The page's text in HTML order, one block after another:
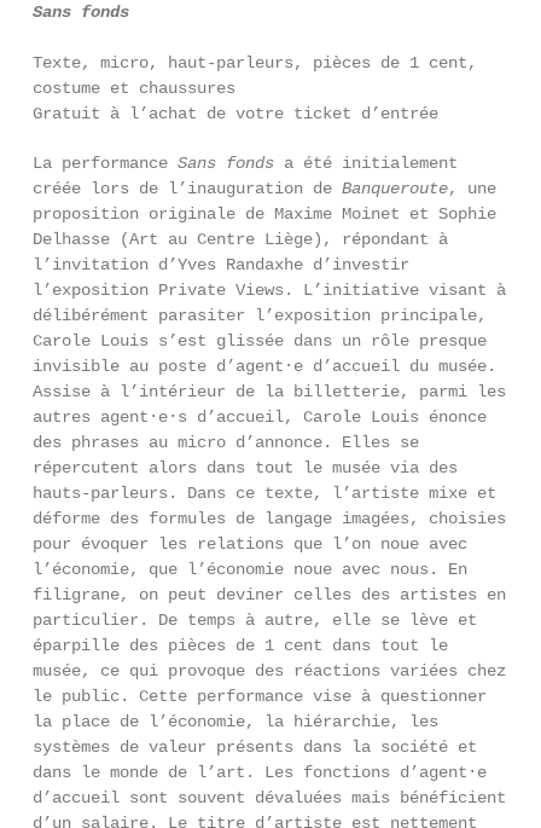
Sans fonds
Texte, micro, haut-parleurs, pièces de 1 cent,
costume et chaussures
Gratuit à l’achat de votre ticket d’entrée
La performance Sans fonds a été initialement
créée lors de l’inauguration de Banqueroute, une
proposition originale de Maxime Moinet et Sophie
Delhasse (Art au Centre Liège), répondant à
l’invitation d’Yves Randaxhe d’investir
l’exposition Private Views. L’initiative visant à
délibérément parasiter l’exposition principale,
Carole Louis s’est glissée dans un rôle presque
invisible au poste d’agent·e d’accueil du musée.
Assise à l’intérieur de la billetterie, parmi les
autres agent·e·s d’accueil, Carole Louis énonce
des phrases au micro d’annonce. Elles se
répercutent alors dans tout le musée via des
hauts-parleurs. Dans ce texte, l’artiste mixe et
déforme des formules de langage imagées, choisies
pour évoquer les relations que l’on noue avec
l’économie, que l’économie noue avec nous. En
filigrane, on peut deviner celles des artistes en
particulier. De temps à autre, elle se lève et
éparpille des pièces de 1 cent dans tout le
musée, ce qui provoque des réactions variées chez
le public. Cette performance vise à questionner
la place de l’économie, la hiérarchie, les
systèmes de valeur présents dans la société et
dans le monde de l’art. Les fonctions d’agent·e
d’accueil sont souvent dévaluées mais bénéficient
d’un salaire. Le titre d’artiste est nettement